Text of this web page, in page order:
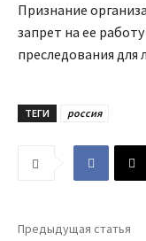
Признание
запрет на ее
преследования
ТЕГИ россия
Предыдущая статья